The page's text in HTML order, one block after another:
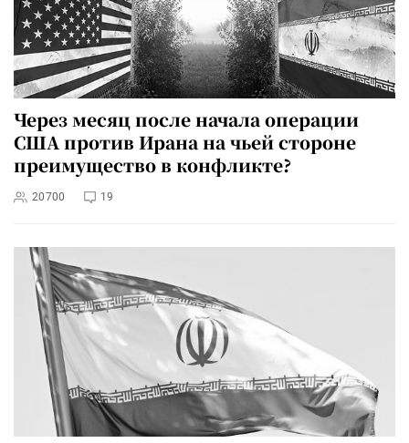
Через месяц после начала операции
США против Ирана на чьей стороне
преимущество в конфликте?
20700 19